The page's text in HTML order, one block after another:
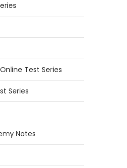
Test Series
Series
Notes